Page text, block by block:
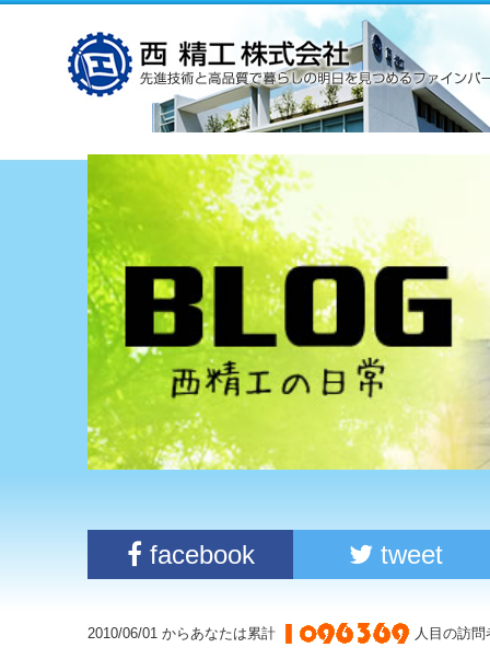
facebook tweet
2010/06/01 からあなたは累計 人目の訪